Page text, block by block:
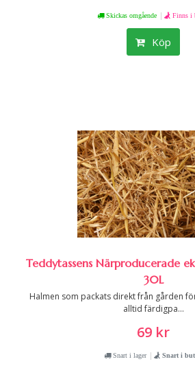
Skickas omgående | Finns i
Köp
Teddytassens Närproducerade
30L
Halmen som packats direkt från gården
alltid färdigpa...
69 kr
Snart i lager | Snart i